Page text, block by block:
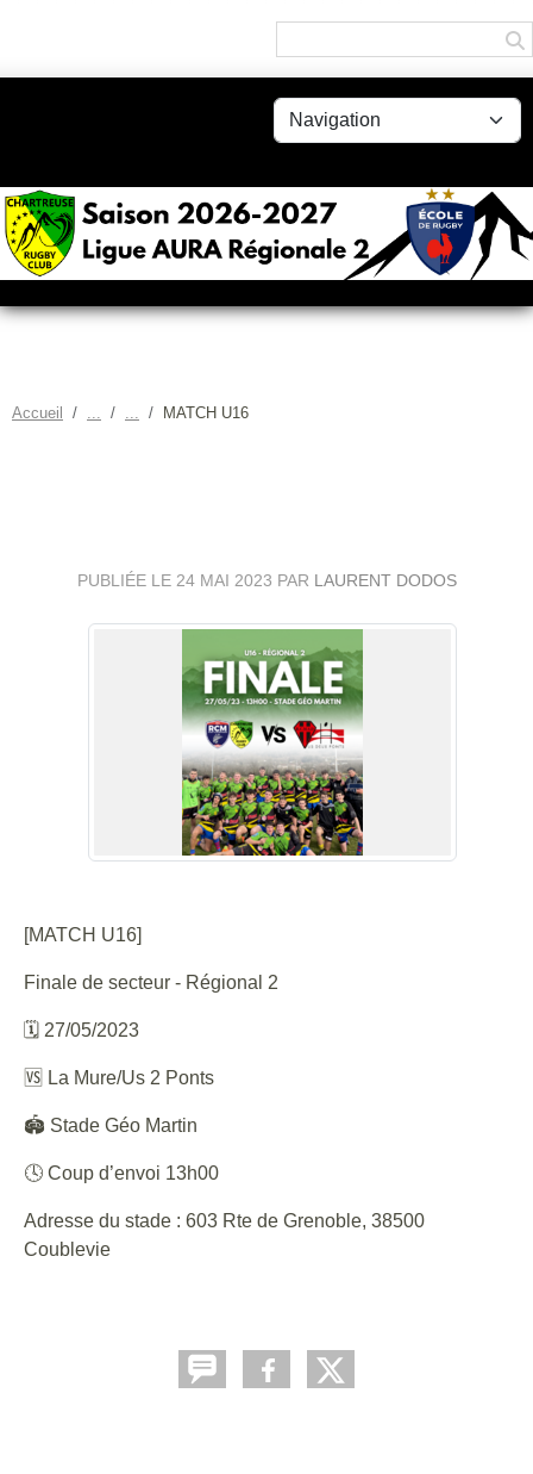
Accueil MATCH U16
PUBLIÉE LE 24 MAI 2023 PAR LAURENT DODOS
[MATCH U16]
Finale de secteur - Régional 2
🗓️ 27/05/2023
🆚 La Mure/Us 2 Ponts
🏟️ Stade Géo Martin
🕓 Coup d’envoi 13h00
Adresse du stade : 603 Rte de Grenoble, 38500
Coublevie